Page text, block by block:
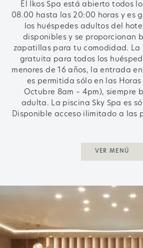
El Ikos Spa está abierto todos
08.00 hasta las 20:00 horas y es
los huéspedes adultos del
disponibles y se proporcionan
zapatillas para tu comodidad. La
gratuita para todos los
menores de 16 años, la entrada
es permitida sólo en las Horas
Octubre 8am – 4pm), siempre
adulta. La piscina Sky Spa es
Disponible acceso ilimitado a las
VER MENÚ